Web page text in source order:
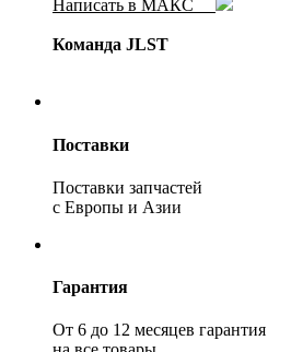
Написать в МАКС
Команда JLST
Поставки
Поставки запчастей
с Европы и Азии
Гарантия
От 6 до 12 месяцев гарантия